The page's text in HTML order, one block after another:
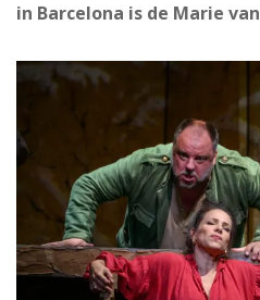
in Barcelona is de Marie van